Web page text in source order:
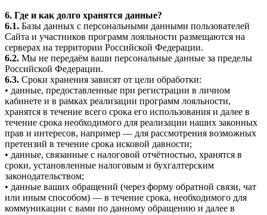
6. Где и как долго хранятся данные?
6.1. Базы данных с персональными данными пользователей
Сайта и участников программ лояльности размещаются на
серверах на территории Российской Федерации.
6.2. Мы не передаём ваши персональные данные за пределы
Российской Федерации.
6.3. Сроки хранения зависят от цели обработки:
• данные, предоставленные при регистрации в личном
кабинете и в рамках реализации программ лояльности,
хранятся в течение всего срока его использования и далее в
течение срока необходимого для реализации наших законных
прав и интересов, например — для рассмотрения возможных
претензий в течение срока исковой давности;
• данные, связанные с налоговой отчётностью, хранятся в
сроки, установленные налоговым и бухгалтерским
законодательством;
• данные ваших обращений (через форму обратной связи, чат
или иным способом) — в течение срока, необходимого для
коммуникации с вами по данному обращению и далее в